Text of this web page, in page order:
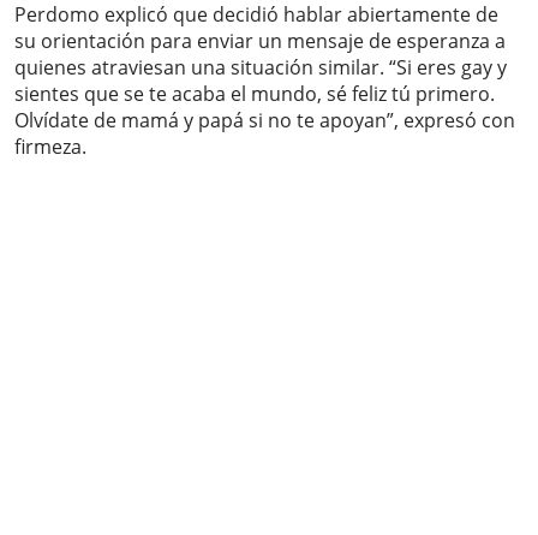
Perdomo explicó que decidió hablar abiertamente de
su orientación para enviar un mensaje de esperanza a
quienes atraviesan una situación similar. “Si eres gay y
sientes que se te acaba el mundo, sé feliz tú primero.
Olvídate de mamá y papá si no te apoyan”, expresó con
firmeza.